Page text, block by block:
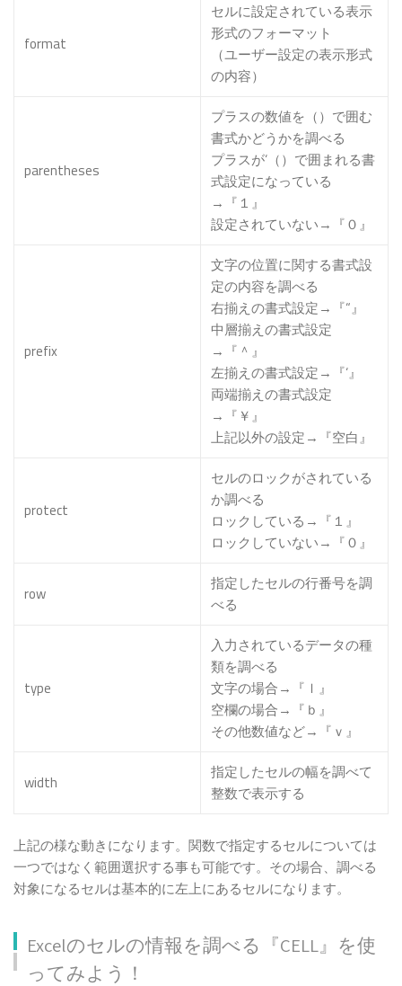
format
セルに設定されている表示
形式のフォーマット
（ユーザー設定の表示形式
の内容）
parentheses
プラスの数値を（）で囲む
書式かどうかを調べる
プラスが‘（）で囲まれる書
式設定になっている
→『１』
設定されていない→『０』
prefix
文字の位置に関する書式設
定の内容を調べる
右揃えの書式設定→『“』
中層揃えの書式設定
→『＾』
左揃えの書式設定→『‘』
両端揃えの書式設定
→『￥』
上記以外の設定→『空白』
protect
セルのロックがされている
か調べる
ロックしている→『１』
ロックしていない→『０』
row
指定したセルの行番号を調
べる
type
入力されているデータの種
類を調べる
文字の場合→『ｌ』
空欄の場合→『ｂ』
その他数値など→『ｖ』
width
指定したセルの幅を調べて
整数で表示する
上記の様な動きになります。関数で指定するセルについては
一つではなく範囲選択する事も可能です。その場合、調べる
対象になるセルは基本的に左上にあるセルになります。
Excelのセルの情報を調べる『CELL』を使
ってみよう！